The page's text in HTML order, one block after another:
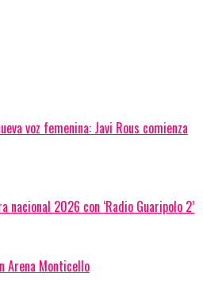
voz femenina: Javi Rous comienza
nacional 2026 con ‘Radio Guaripolo 2’
Arena Monticello